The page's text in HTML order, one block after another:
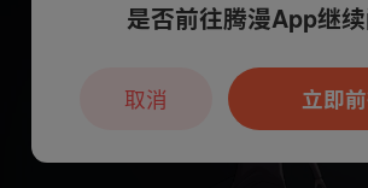
本章节仅支持App阅读，可打
户7天免费看
是否前往腾漫App继
立即
取消